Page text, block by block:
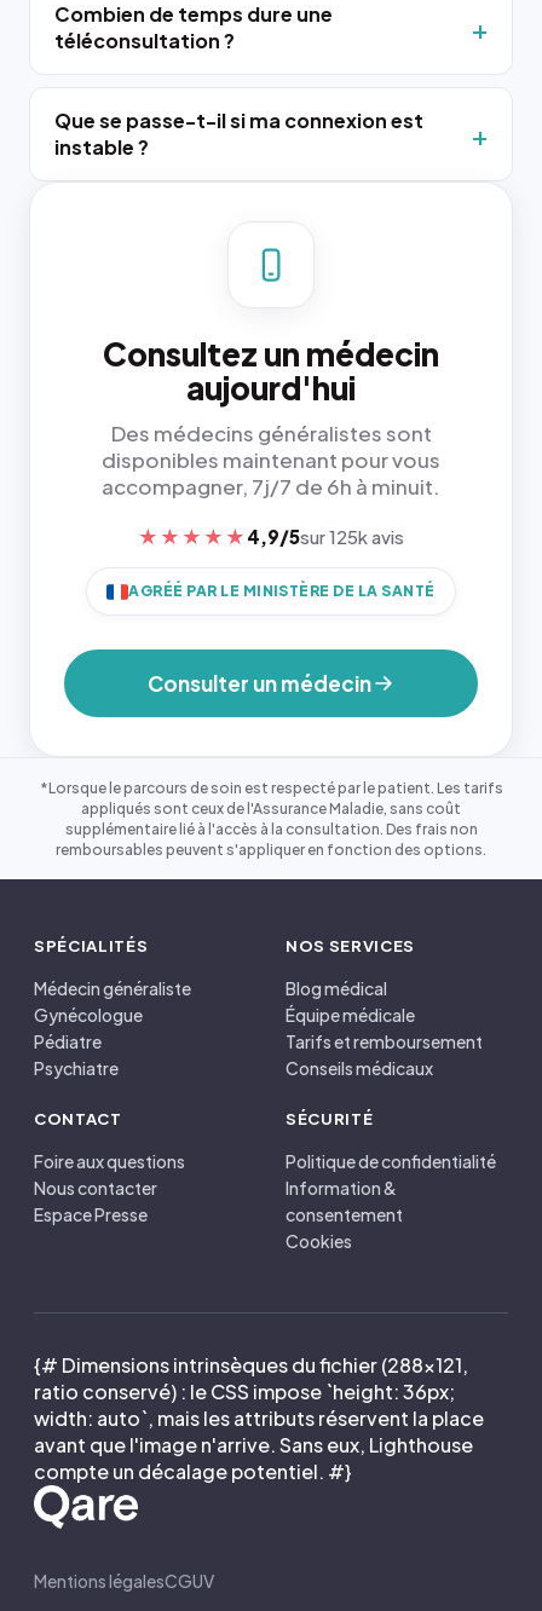
Combien de temps dure une
téléconsultation ?
Que se passe-t-il si ma connexion est
instable ?
Consultez un médecin
aujourd'hui
Des médecins généralistes sont
disponibles maintenant pour vous
accompagner, 7j/7 de 6h à minuit.
★★★★★ 4,9/5sur 125k avis
AGRÉÉ PAR LE MINISTÈRE DE LA SANTÉ
Consulter un médecin
*Lorsque le parcours de soin est respecté par le patient. Les tarifs
appliqués sont ceux de l'Assurance Maladie, sans coût
supplémentaire lié à l'accès à la consultation. Des frais non
remboursables peuvent s'appliquer en fonction des options.
SPÉCIALITÉS
Médecin généraliste
Gynécologue
Pédiatre
Psychiatre
NOS SERVICES
Blog médical
Équipe médicale
Tarifs et remboursement
Conseils médicaux
CONTACT
Foire aux questions
Nous contacter
Espace Presse
SÉCURITÉ
Politique de confidentialité
Information &
consentement
Cookies
{# Dimensions intrinsèques du fichier (288×121,
ratio conservé) : le CSS impose `height: 36px;
width: auto`, mais les attributs réservent la place
avant que l'image n'arrive. Sans eux, Lighthouse
compte un décalage potentiel. #}
Mentions légalesCGUV